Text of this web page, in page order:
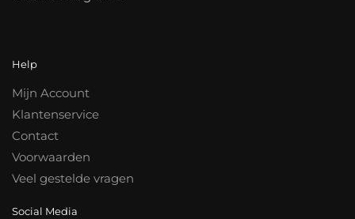
Help
Mijn Account
Klantenservice
Contact
Voorwaarden
Veel gestelde vragen
Social Media